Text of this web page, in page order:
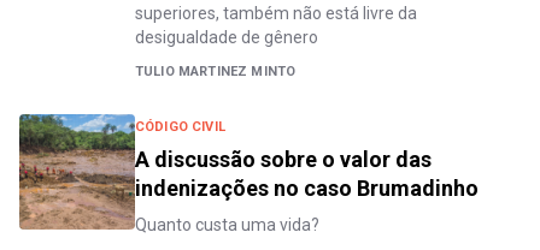
superiores, também não está livre da
desigualdade de gênero
TULIO MARTINEZ MINTO
CÓDIGO CIVIL
A discussão sobre o valor das
indenizações no caso Brumadinho
Quanto custa uma vida?